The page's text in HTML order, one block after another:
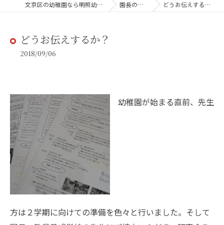
文京区の幼稚園なら明照幼稚園 園長の徒然 どうお伝えするか？
どうお伝えするか？
2018/09/06
幼稚園が始まる直前、先生
方は２学期に向けての準備を色々と行いました。そして